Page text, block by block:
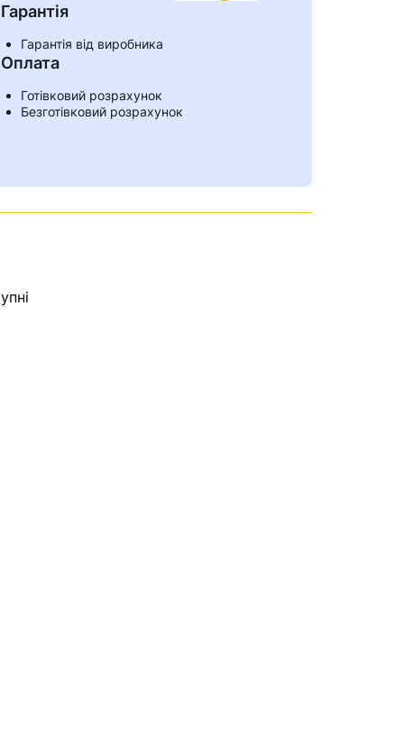
Гарантія
Гарантія від виробника
Оплата
Готівковий розрахунок
Безготівковий розрахунок